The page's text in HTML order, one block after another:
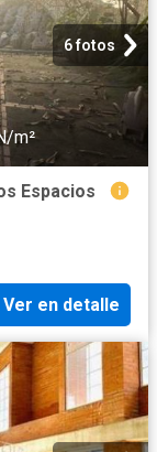
6 fotos
m²
Espacios
Ver en detalle